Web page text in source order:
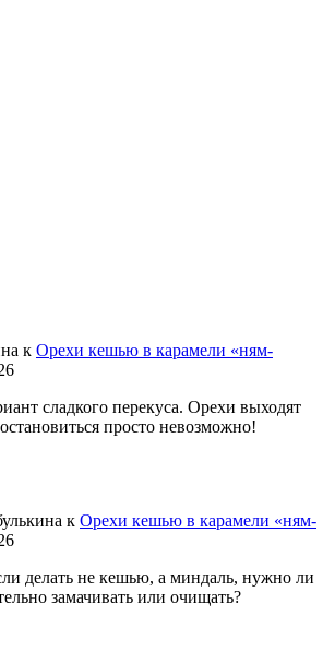
к Орехи кешью в карамели «ням-
сладкого перекуса. Орехи выходят
просто невозможно!
к Орехи кешью в карамели «ням-
делать не кешью, а миндаль, нужно ли
замачивать или очищать?